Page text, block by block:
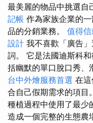
最美麗的物品中挑選自
記帳 作為家族企業的
品的分銷業務。 值得
設計 我不喜歡「廣告
詞。 它是法國迪斯科
括幽默的單口脫口秀、
台中外燴服務首選 在
合自己假期需求的項目
種植過程中使用了最少
造成一個完整的生態農